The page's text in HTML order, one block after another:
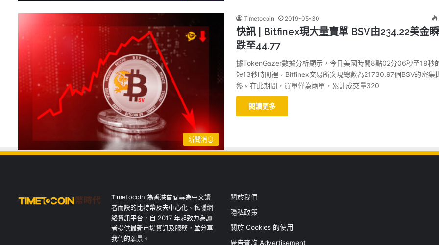
新聞消息
Timetocoin 2019-05-30
快訊 | Bitfinex現大量賣單 BSV由234.22美金
跌至44.77
據TokenGazer數據分析顯示，今日美國時間8點02分06秒至19秒
短13秒時間裡，Bitfinex交易所突現總數為21730.97個BSV的密集
盤。在此期間，買單僅為兩單，累計成交量320
閱讀更多
Timetocoin 為香港首間專為中文讀
者而設的比特幣及去中心化、私隱網
絡資訊平台，自 2017 年起致力為讀
者提供最新市場資訊及服務，並分享
我們的願景。
關於我們
隱私政策
關於 Cookies 的使用
廣告查詢 Advertisement